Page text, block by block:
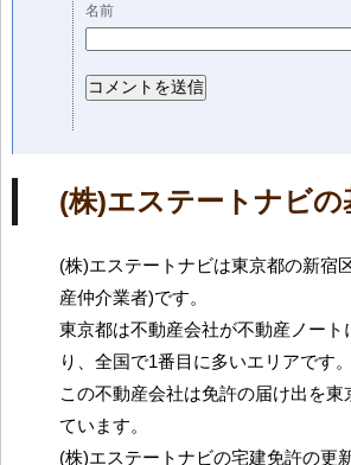
名前
(株)エステートナビの
(株)エステートナビは東京都の新宿
産仲介業者)です。
東京都は不動産会社が不動産ノー
り、全国で1番目に多いエリアです。
この不動産会社は免許の届け出を
ています。
(株)エステートナビの宅建免許の更